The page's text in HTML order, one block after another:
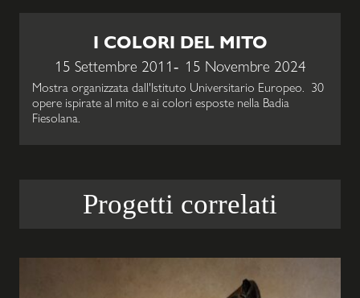
I COLORI DEL MITO
15 Settembre 2011 15 Novembre 2024
Mostra organizzata dall'Istituto Universitario Europeo. 30
opere ispirate al mito e ai colori esposte nella Badia
Fiesolana.
Progetti correlati